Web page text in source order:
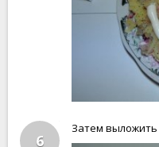
6
Затем